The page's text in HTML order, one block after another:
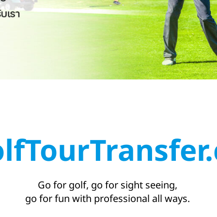
Go for golf, go for sight seeing,
go for fun with professional all ways.